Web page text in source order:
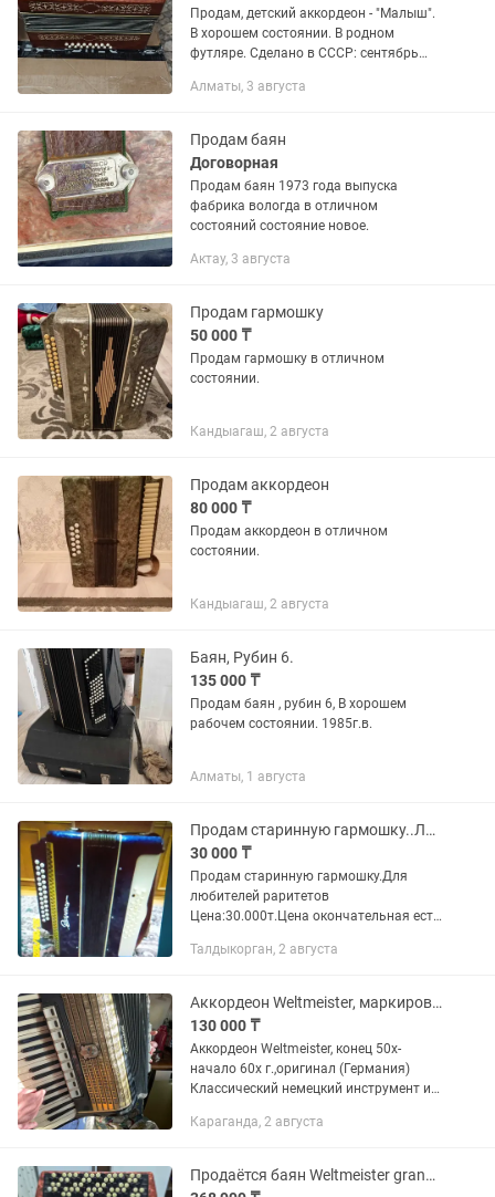
Продам, детский аккордеон - "Малыш".
В хорошем состоянии. В родном
футляре. Сделано в СССР: сентябрь
Алматы, 3 августа
Продам баян
Договорная
Продам баян 1973 года выпуска
фабрика вологда в отличном
состояний состояние новое.
Актау, 3 августа
Продам гармошку
50 000 ₸
Продам гармошку в отличном
состоянии.
Кандыагаш, 2 августа
Продам аккордеон
80 000 ₸
Продам аккордеон в отличном
состоянии.
Кандыагаш, 2 августа
Баян, Рубин 6.
135 000 ₸
Продам баян , рубин 6, В хорошем
рабочем состоянии. 1985г.в.
Алматы, 1 августа
Продам старинную гармошку..Любителям старинных вещей.
30 000 ₸
Продам старинную гармошку.Для
любителей раритетов
Цена:30.000т.Цена окончательная есть
понимание.
Талдыкорган, 2 августа
Аккордеон Weltmeister, маркировка Made in GDR /
130 000 ₸
Аккордеон Weltmeister, конец 50х-
начало 60х г.,оригинал (Германия)
Классический немецкий инструмент из
надежностью и богатым звучанием.
Караганда, 2 августа
Продаётся баян Weltmeister grandina